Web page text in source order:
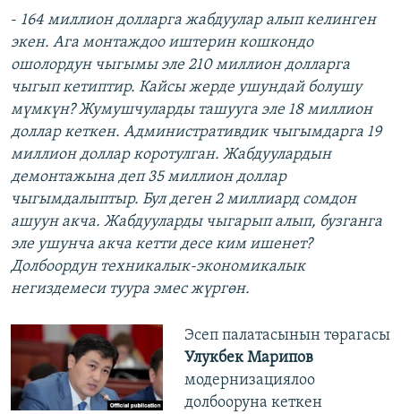
- 164 миллион долларга жабдуулар алып келинген
экен. Ага монтаждоо иштерин кошкондо
ошолордун чыгымы эле 210 миллион долларга
чыгып кетиптир. Кайсы жерде ушундай болушу
мүмкүн? Жумушчуларды ташууга эле 18 миллион
доллар кеткен. Административдик чыгымдарга 19
миллион доллар коротулган. Жабдуулардын
демонтажына деп 35 миллион доллар
чыгымдалыптыр. Бул деген 2 миллиард сомдон
ашуун акча. Жабдууларды чыгарып алып, бузганга
эле ушунча акча кетти десе ким ишенет?
Долбоордун техникалык-экономикалык
негиздемеси туура эмес жүргөн.
Эсеп палатасынын төрагасы
Улукбек Марипов
модернизациялоо
долбооруна кеткен